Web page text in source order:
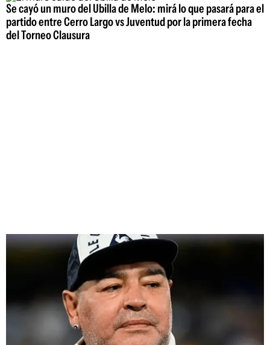
Se cayó un muro del Ubilla de Melo: mirá lo que pasará para el
partido entre Cerro Largo vs Juventud por la primera fecha
del Torneo Clausura